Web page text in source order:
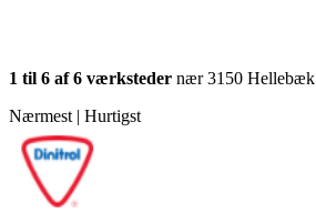
1 til 6 af 6 værksteder nær 3150 Hellebæk
Nærmest | Hurtigst